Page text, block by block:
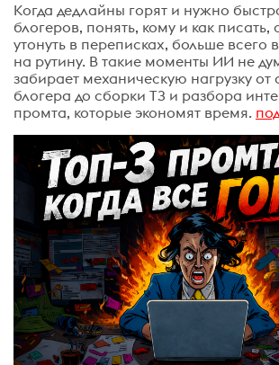
Когда дедлайны горят и нужно
блогеров, понять, кому и как писать,
утонуть в переписках, больше всего
на рутину. В такие моменты ИИ не
забирает механическую нагрузку от
блогера до сборки ТЗ и разбора
промта, которые экономят время.